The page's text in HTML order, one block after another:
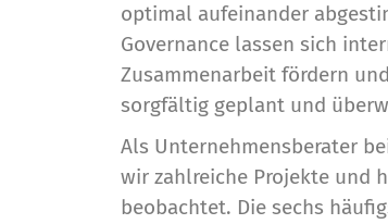
optimal aufeinander
Governance lassen sich
Zusammenarbeit fördern
sorgfältig geplant und
Als Unternehmensberater
wir zahlreiche Projekte und
beobachtet. Die sechs